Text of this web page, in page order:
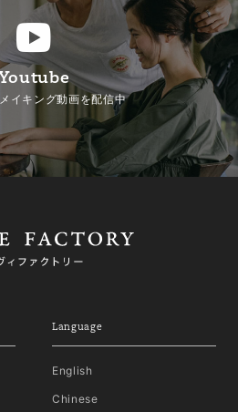
イキング動画を配信中
Language
English
Chinese